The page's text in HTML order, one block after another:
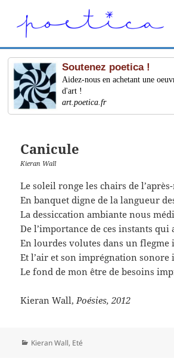
Soutenez poetica !
Aidez-nous en achetant une
d'art !
art.poetica.fr
Canicule
Kieran Wall
Le soleil ronge les chairs de
En banquet digne de la langueur
La dessiccation ambiante nous
De l’importance de ces instants qui
En lourdes volutes dans un flegme
Et l’air et son imprégnation sonore
Le fond de mon être de besoins
Kieran Wall, Poésies, 2012
Catégories
Kieran Wall, Eté